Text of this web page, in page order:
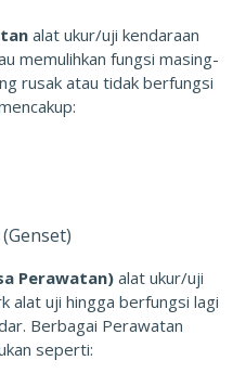
alat ukur/uji kendaraan
memulihkan fungsi masing-
rusak atau tidak berfungsi
Perawatan) alat ukur/uji
alat uji hingga berfungsi lagi
Berbagai Perawatan
seperti: